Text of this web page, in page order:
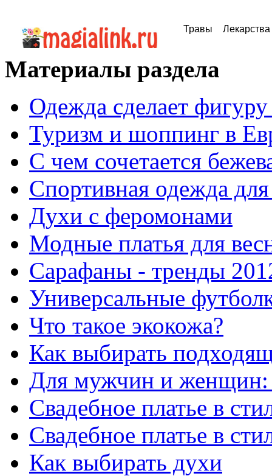
Травы Лекарства
Материалы раздела
Одежда сделает
Туризм и шоппинг в
С чем сочетается
Спортивная одежда
Духи с феромонами
Модные платья для
Сарафаны - тренды
Универсальные
Что такое экокожа?
Как выбирать
Для мужчин и
Свадебное платье в
Свадебное платье в
Как выбирать духи